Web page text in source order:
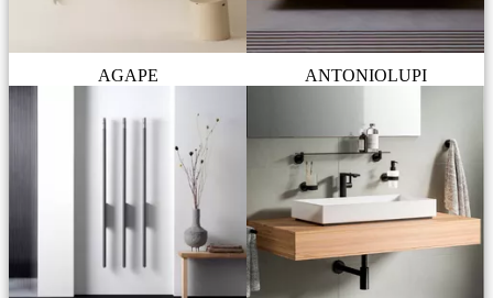
AGAPE ANTONIOLUPI